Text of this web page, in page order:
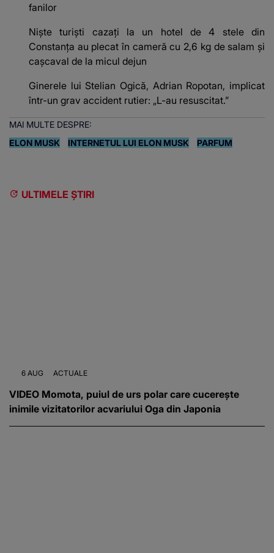
fanilor
Niște turiști cazați la un hotel de 4 stele din
Constanța au plecat în cameră cu 2,6 kg de salam și
cașcaval de la micul dejun
Ginerele lui Stelian Ogică, Adrian Ropotan, implicat
într-un grav accident rutier: „L-au resuscitat.”
MAI MULTE DESPRE:
ELON MUSK
INTERNETUL LUI ELON MUSK PARFUM
ULTIMELE ȘTIRI
6 AUG ACTUALE
VIDEO Momota, puiul de urs polar care cucerește
inimile vizitatorilor acvariului Oga din Japonia